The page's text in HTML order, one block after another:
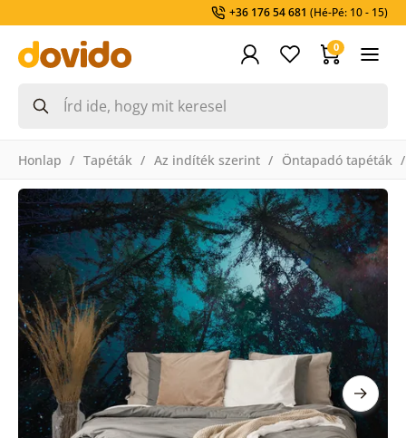
+36 176 54 681 (Hé-Pé: 10 - 15)
0
Honlap Tapéták Az indíték szerint Öntapadó tapéták